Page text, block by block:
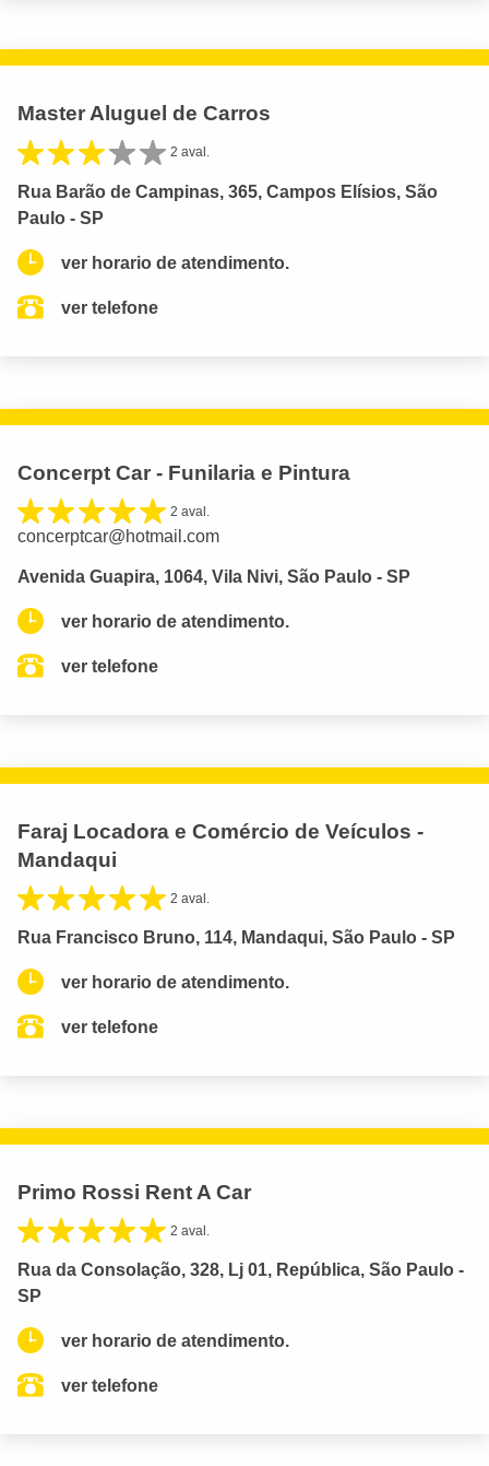
Master Aluguel de Carros
2 aval.
Rua Barão de Campinas, 365, Campos Elísios, São
Paulo - SP
ver horario de atendimento.
ver telefone
Concerpt Car - Funilaria e Pintura
2 aval.
concerptcar@hotmail.com
Avenida Guapira, 1064, Vila Nivi, São Paulo - SP
ver horario de atendimento.
ver telefone
Faraj Locadora e Comércio de Veículos -
Mandaqui
2 aval.
Rua Francisco Bruno, 114, Mandaqui, São Paulo - SP
ver horario de atendimento.
ver telefone
Primo Rossi Rent A Car
2 aval.
Rua da Consolação, 328, Lj 01, República, São Paulo -
SP
ver horario de atendimento.
ver telefone